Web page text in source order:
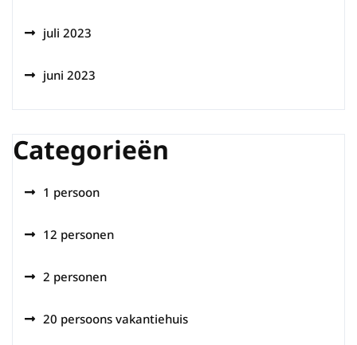
juli 2023
juni 2023
Categorieën
1 persoon
12 personen
2 personen
20 persoons vakantiehuis